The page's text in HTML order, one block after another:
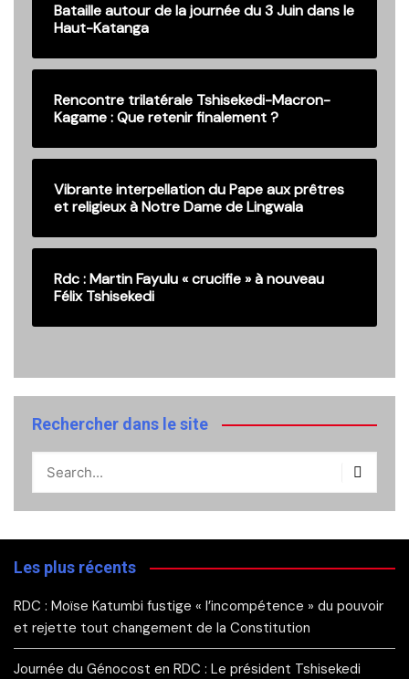
Bataille autour de la journée du 3 Juin dans le
Haut-Katanga
Rencontre trilatérale Tshisekedi-Macron-
Kagame : Que retenir finalement ?
Vibrante interpellation du Pape aux prêtres
et religieux à Notre Dame de Lingwala
Rdc : Martin Fayulu « crucifie » à nouveau
Félix Tshisekedi
Rechercher dans le site
Les plus récents
RDC : Moïse Katumbi fustige « l’incompétence » du pouvoir
et rejette tout changement de la Constitution
Journée du Génocost en RDC : Le président Tshisekedi